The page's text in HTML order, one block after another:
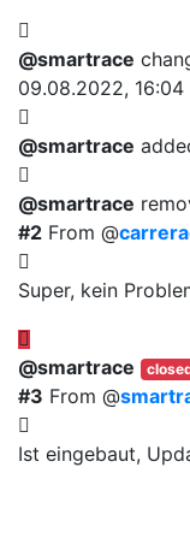
@smartrace
09.08.2022, 16:04
@smartrace
@smartrace
#2 From @
Super, kein
@smartrace
#3 From @
Ist eingebaut,